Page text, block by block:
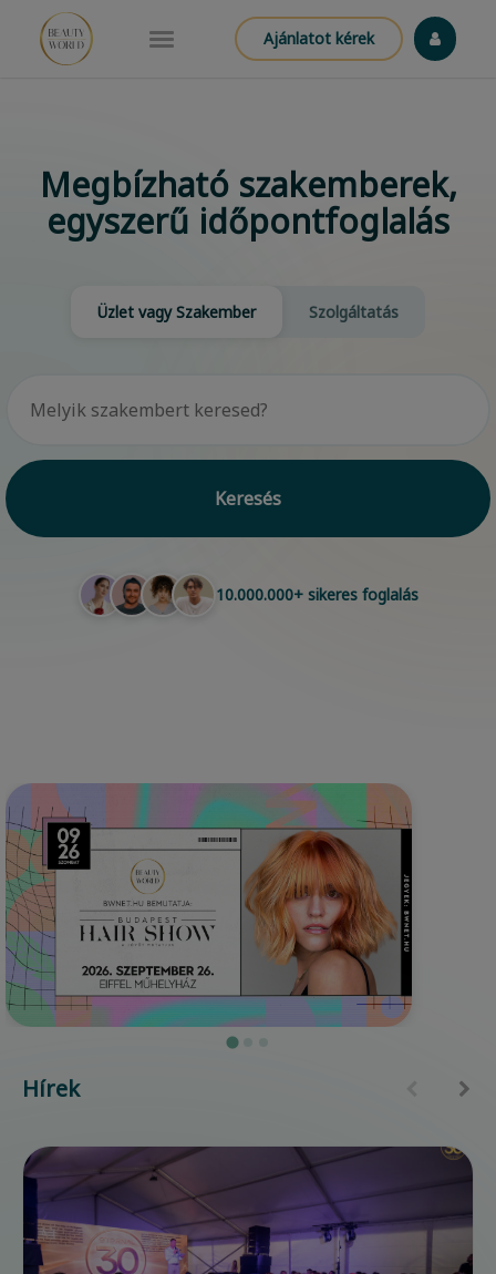
Ajánlatot kérek
Megbízható szakemberek,
egyszerű időpontfoglalás
Üzlet vagy Szakember Szolgáltatás
Keresés
10.000.000+ sikeres foglalás
Hírek